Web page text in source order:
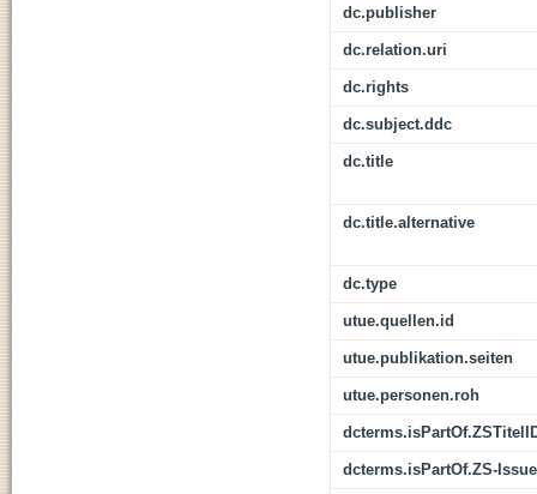
dc.publisher
dc.relation.uri
dc.rights
dc.subject.ddc
dc.title
dc.title.alternative
dc.type
utue.quellen.id
utue.publikation.seiten
utue.personen.roh
dcterms.isPartOf.ZS-Issue